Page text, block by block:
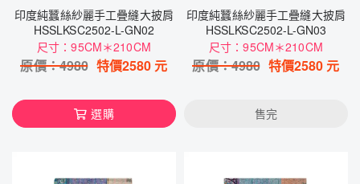
印度純蠶絲紗麗手工疊縫大披肩
HSSLKSC2502-L-GN02
尺寸：95CM＊210CM
原價：4980 特價2580 元
選購
印度純蠶絲紗麗手工疊縫大披肩
HSSLKSC2502-L-GN03
尺寸：95CM＊210CM
原價：4980 特價2580 元
售完